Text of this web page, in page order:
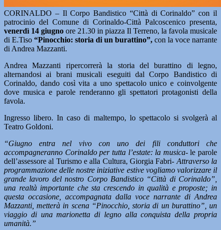
CORINALDO – Il Corpo Bandistico “Città di Corinaldo” con il
patrocinio del Comune di Corinaldo-Città Palcoscenico presenta,
venerdì 14 giugno ore 21.30 in piazza Il Terreno, la favola musicale
di E.Tiso “Pinocchio: storia di un burattino”, con la voce narrante
di Andrea Mazzanti.
Andrea Mazzanti ripercorrerà la storia del burattino di legno,
alternandosi ai brani musicali eseguiti dal Corpo Bandistico di
Corinaldo, dando così vita a uno spettacolo unico e coinvolgente
dove musica e parole renderanno gli spettatori protagonisti della
favola.
Ingresso libero. In caso di maltempo, lo spettacolo si svolgerà al
Teatro Goldoni.
“Giugno entra nel vivo con uno dei fili conduttori che
accompagneranno Corinaldo per tutta l’estate: la musica-le parole
dell’assessore al Turismo e alla Cultura, Giorgia Fabri- Attraverso la
programmazione delle nostre iniziative estive vogliamo valorizzare il
grande lavoro del nostro Corpo Bandistico “Città di Corinaldo”,
una realtà importante che sta crescendo in qualità e proposte; in
questa occasione, accompagnata dalla voce narrante di Andrea
Mazzanti, metterà in scena “Pinocchio, storia di un burattino”, un
viaggio di una marionetta di legno alla conquista della propria
umanità.”